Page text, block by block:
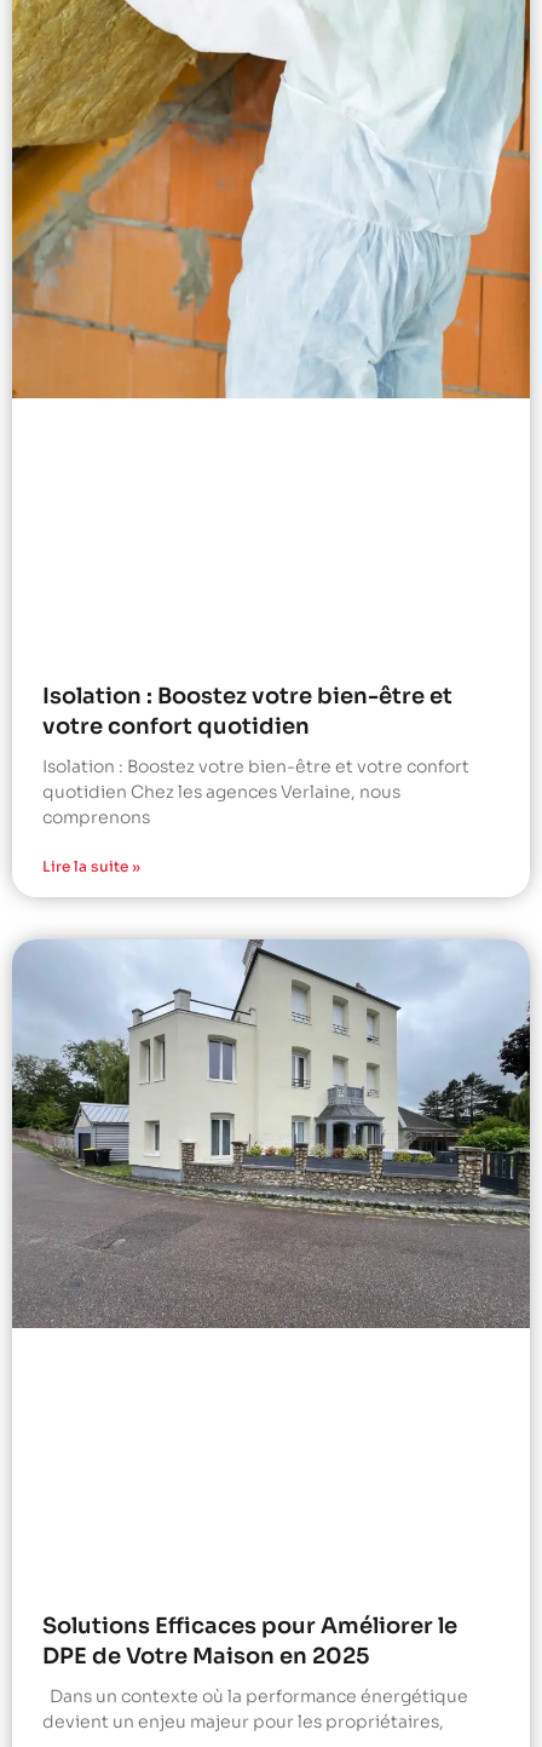
Isolation : Boostez votre bien-être et
votre confort quotidien
Isolation : Boostez votre bien-être et votre confort
quotidien Chez les agences Verlaine, nous
comprenons
Lire la suite »
Solutions Efficaces pour Améliorer le
DPE de Votre Maison en 2025
Dans un contexte où la performance énergétique
devient un enjeu majeur pour les propriétaires,